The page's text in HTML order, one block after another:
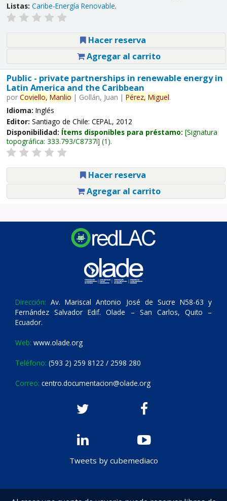
Listas: Caribe-Energía Renovable.
Hacer reserva
Agregar al carrito
Public - private partnerships in renewable energy in
Latin America and the Caribbean
por Coviello, Manlio | Gollán, Juan | Pérez, Miguel.
Idioma: Inglés
Editor: Santiago de Chile: CEPAL, 2012
Disponibilidad: Ítems disponibles para préstamo: Signatura
topográfica: 333.793/C8737i (1).
Hacer reserva
Agregar al carrito
Dirección: Av. Mariscal Antonio José de Sucre N58-63 y
Fernández Salvador Edif. Olade – San Carlos, Quito –
Ecuador.
Web: www.olade.org
Teléfono: (593 2) 259 8122 / 2598 280
Correo: centro.documentacion@olade.org
Tweets by cubemediaco